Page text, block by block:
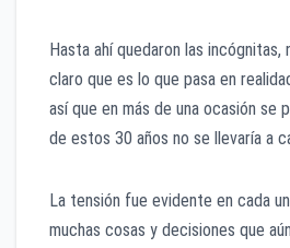
Hasta ahí quedaron las incógnitas,
claro que es lo que pasa en
así que en más de una ocasión se
de estos 30 años no se llevaría a
La tensión fue evidente en cada
muchas cosas y decisiones que